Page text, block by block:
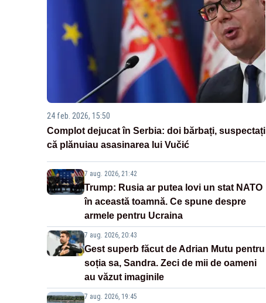
24 feb. 2026, 15:50
Complot dejucat în Serbia: doi bărbați, suspectați
că plănuiau asasinarea lui Vučić
7 aug. 2026, 21:42
Trump: Rusia ar putea lovi un stat NATO
în această toamnă. Ce spune despre
armele pentru Ucraina
7 aug. 2026, 20:43
Gest superb făcut de Adrian Mutu pentru
soția sa, Sandra. Zeci de mii de oameni
au văzut imaginile
7 aug. 2026, 19:45